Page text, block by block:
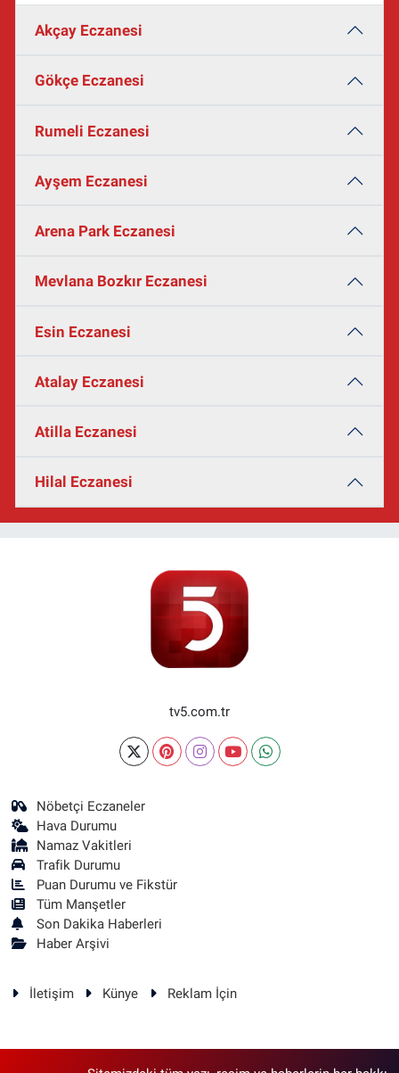
Akçay Eczanesi
Gökçe Eczanesi
Rumeli Eczanesi
Ayşem Eczanesi
Arena Park Eczanesi
Mevlana Bozkır Eczanesi
Esin Eczanesi
Atalay Eczanesi
Atilla Eczanesi
Hilal Eczanesi
tv5.com.tr
Nöbetçi Eczaneler
Hava Durumu
Namaz Vakitleri
Trafik Durumu
Puan Durumu ve Fikstür
Tüm Manşetler
Son Dakika Haberleri
Haber Arşivi
İletişim Künye Reklam İçin